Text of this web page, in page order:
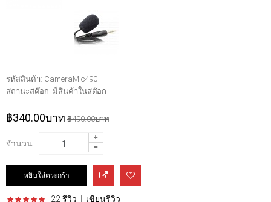
รหัสสินค้า: CameraMic490
สถานะสต๊อก: มีสินค้าในสต๊อก
฿340.00บาท ฿490.00บาท
จำนวน
22 รีวิว เขียนรีวิว